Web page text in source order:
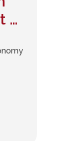
/